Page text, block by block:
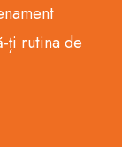
ți rutina de